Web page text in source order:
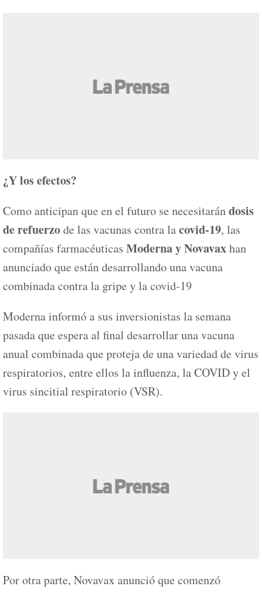
¿Y los efectos?
Como anticipan que en el futuro se necesitarándosis
de refuerzode las vacunas contra lacovid-19, las
compañías farmacéuticas Moderna y Novavaxhan
anunciado que están desarrollando una vacuna
combinada contra la gripe y la covid-19
Moderna informó a sus inversionistas la semana
pasada que espera al final desarrollar una vacuna
anual combinada que proteja de una variedad de virus
respiratorios, entre ellos la influenza, la COVID y el
virus sincitial respiratorio (VSR).
Por otra parte, Novavax anunció que comenzó